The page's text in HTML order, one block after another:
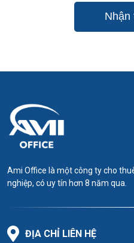
Ami Office là một công ty cho
nghiệp, có uy tín hơn 8 năm qua.
ĐỊA CHỈ LIÊN HỆ